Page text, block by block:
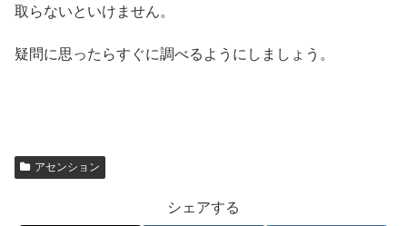
取らないといけません。
疑問に思ったらすぐに調べるようにしましょう。
アセンション
シェアする